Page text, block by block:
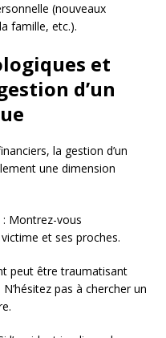
(nouveaux
famille, etc.).
et
d’un
la gestion d’un
une dimension
: Montrez-vous
et ses proches.
peut être traumatisant
pas à chercher un